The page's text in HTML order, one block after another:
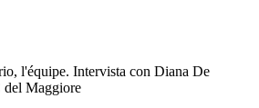
l'équipe. Intervista con Diana De
Maggiore